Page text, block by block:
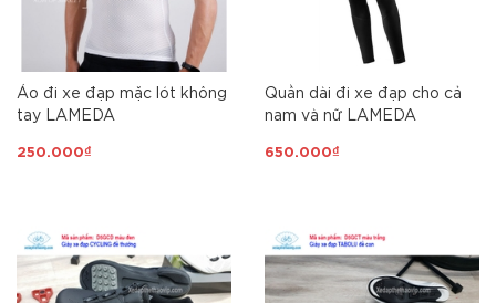
Áo đi xe đạp mặc lót không
tay LAMEDA
250.000₫
Quần dài đi xe đạp cho cả
nam và nữ LAMEDA
650.000₫